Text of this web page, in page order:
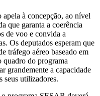
apela à concepção, ao nível
que garanta a coerência
de voo e convida a
Os deputados esperam que
tráfego aéreo baseado em
quadro do programa
grandemente a capacidade
seus utilizadores.